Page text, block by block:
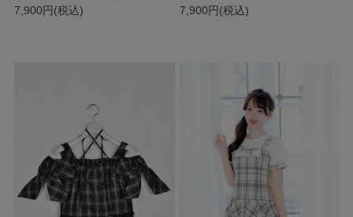
7,900円(税込) 7,900円(税込)